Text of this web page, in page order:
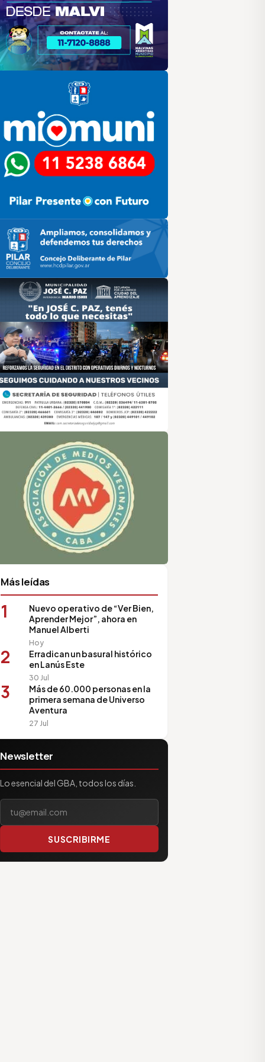
HCD
de Medios Vecinales
Más leídas
1
Nuevo operativo de “Ver Bien,
Aprender Mejor”, ahora en
Manuel Alberti
Hoy
2
Erradican un basural histórico
en Lanús Este
30 Jul
3
Más de 60.000 personas en la
primera semana de Universo
Aventura
27 Jul
Newsletter
Lo esencial del GBA, todos los días.
Tu correo electrónico
SUSCRIBIRME